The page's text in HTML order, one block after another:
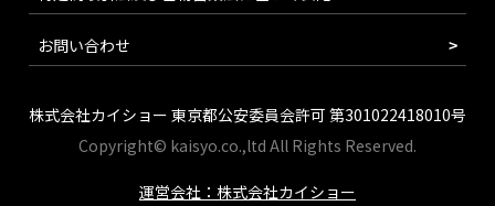
お問い合わせ
株式会社カイショー 東京都公安委員会許可 第301022418010号
Copyright© kaisyo.co.,ltd All Rights Reserved.
運営会社：株式会社カイショー